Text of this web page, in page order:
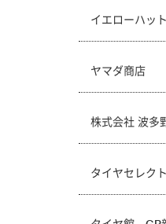
イエローハッ
ヤマダ商店
株式会社 波多
タイヤセレク